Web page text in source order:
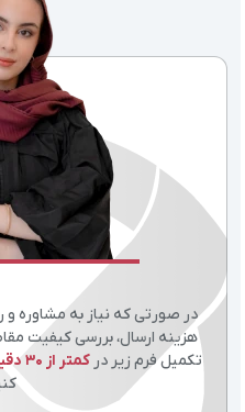
در صورتی که نیاز به مشاوره
هزینه ارسال، بررسی کیفیت
تکمیل فرم زیر در کمتر از 30 دقیقه